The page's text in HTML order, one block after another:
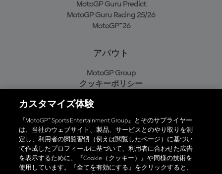
MotoGP Guru Predict
MotoGP Guru Racing 25/26
MotoGP™26
アバウト
MotoGP Group
クッキーポリシー
プライバシーポリシー
購入ポリシー
オフィシャルアプリ
カスタマイズ体験
『MotoGP™ Sports Entertainment Group』とそのサプライヤー
は、当社のウェブサイト、製品、サービスとのやり取りを測
定し、利用者の閲覧習慣（例えば閲覧したページ）に基づい
て作成したプロフィールに基づいて、利用者に合わせた広告
を表示するために、『Cookie（クッキー）』や同様の技術を
使用しています。『全てを有効にする』をクリックすると、